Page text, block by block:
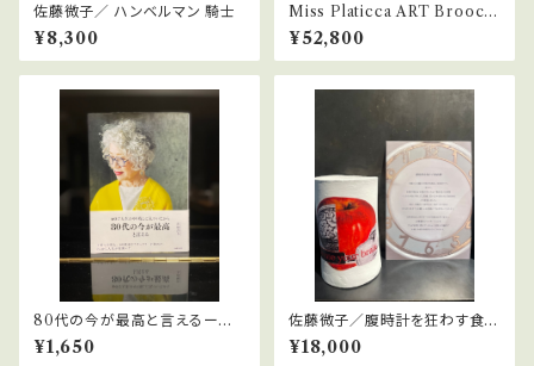
佐藤微子／ ハンベルマン 騎士
¥8,300
Miss Platicca ART Brooch
[WHICH EMOTION DO I
CHOOSE NOW?]
¥52,800
80代の今が最高と言えるー
川﨑淳与
¥1,650
佐藤微子／腹時計を狂わす食前
酒
¥18,000